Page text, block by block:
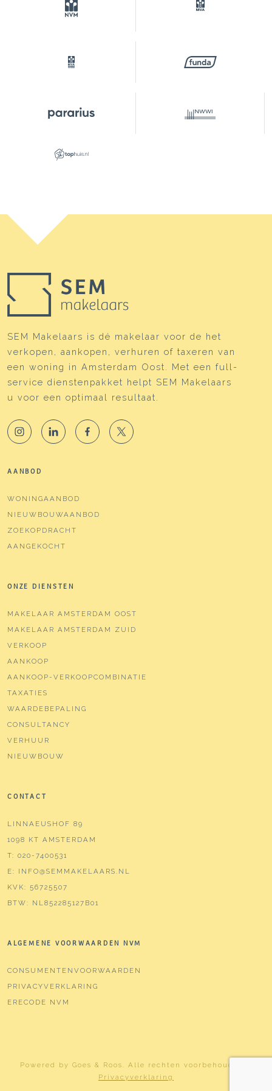
SEM Makelaars is dé makelaar voor de het
verkopen, aankopen, verhuren of taxeren van
een woning in Amsterdam Oost. Met een full-
service dienstenpakket helpt SEM Makelaars
u voor een optimaal resultaat.
AANBOD
WONINGAANBOD
NIEUWBOUWAANBOD
ZOEKOPDRACHT
AANGEKOCHT
ONZE DIENSTEN
MAKELAAR AMSTERDAM OOST
MAKELAAR AMSTERDAM ZUID
VERKOOP
AANKOOP
AANKOOP-VERKOOPCOMBINATIE
TAXATIES
WAARDEBEPALING
CONSULTANCY
VERHUUR
NIEUWBOUW
CONTACT
LINNAEUSHOF 89
1098 KT AMSTERDAM
T: 020-7400531
E: INFO@SEMMAKELAARS.NL
KVK: 56725507
BTW: NL852285127B01
ALGEMENE VOORWAARDEN NVM
CONSUMENTENVOORWAARDEN
PRIVACYVERKLARING
ERECODE NVM
Powered by Goes & Roos. Alle rechten voorbehouden
Privacyverklaring